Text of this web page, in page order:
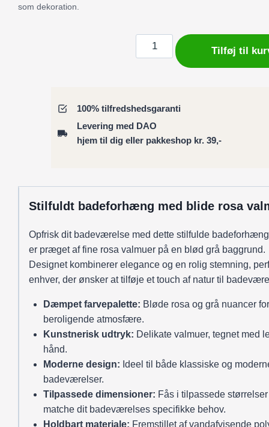
som dekoration.
Badeforhæng
/
Bruseforhæng
valmuer
på
grå
Tilføj til
100% tilfredshedsgaranti
Levering med DAO
hjem til dig eller pakkeshop kr. 39,-
Stilfuldt badeforhæng med blide rosa
Opfrisk dit badeværelse med dette stilfulde
er præget af fine rosa valmuer på en blød grå baggrund.
Designet kombinerer elegance og en rolig stemning,
enhver, der ønsker at tilføje et touch af natur til
Dæmpet farvepalette: Bløde rosa og grå nuancer
beroligende atmosfære.
Kunstnerisk udtryk: Delikate valmuer, tegnet med
hånd.
Moderne design: Ideel til både klassiske og
badeværelser.
Tilpassede dimensioner: Fås i tilpassede
matche dit badeværelses specifikke behov.
Holdbart materiale: Fremstillet af vandafvisende